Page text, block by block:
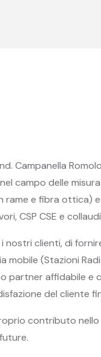
Campanella
campo delle
rame e fibra ottica)
CSP CSE e
clienti, di
mobile (Stazioni
partner affidabile e
del cliente
contributo nello